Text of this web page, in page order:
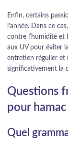
Enfin, certains
l'année. Dans ce
contre l'humidité et
aux UV pour éviter
entretien régulier et
significativement la
Questions
pour hamac
Quel